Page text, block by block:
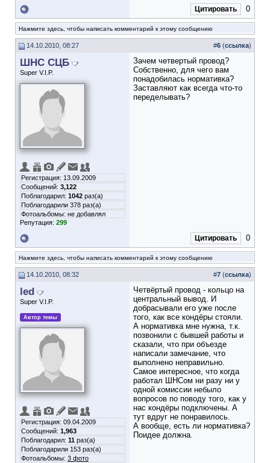
Цитировать 0
Нажмите здесь, чтобы написать комментарий к этому сообщению
14.10.2010, 08:27 #6 (ссылка)
ШНС СЦБ
Super V.I.P.
Регистрация: 13.09.2009
Сообщений: 3,122
Поблагодарил: 1042 раз(а)
Поблагодарили 378 раз(а)
Фотоальбомы: не добавлял
Репутация: 299
Зачем четвертый провод?
Собственно, для чего вам
понадобилась нормативка?
Заставляют как всегда что-то
переделывать?
Цитировать 0
Нажмите здесь, чтобы написать комментарий к этому сообщению
14.10.2010, 08:32 #7 (ссылка)
led
Super V.I.P.
Автор темы
Регистрация: 09.04.2009
Сообщений: 1,963
Поблагодарил: 11 раз(а)
Поблагодарили 153 раз(а)
Фотоальбомы: 3 фото
Четвёртый провод - кольцо на
центральный вывод. И
добрасывали его уже после
того, как все кондёры стояли.
А нормативка мне нужна, т.к.
позвонили с бывшей работы и
сказали, что при объезде
написали замечание, что
выполнено неправильно.
Самое интересное, что когда
работал ШНСом ни разу ни у
одной комиссии небыло
вопросов по поводу того, как у
нас кондёры подключены. А
тут вдруг не понравилось.
А вообще, есть ли нормативка?
Поидее должна.